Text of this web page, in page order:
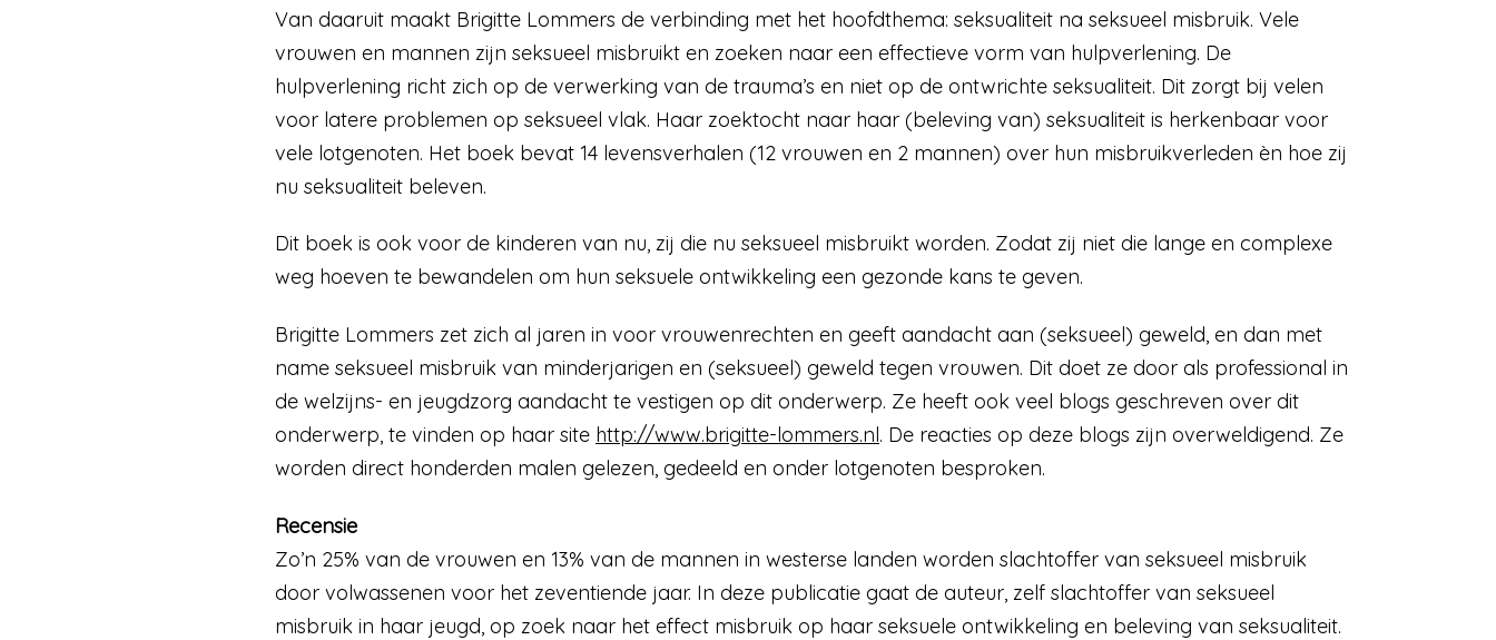
Van daaruit maakt Brigitte Lommers de verbinding met het hoofdthema: seksualiteit na seksueel misbruik. Vele
vrouwen en mannen zijn seksueel misbruikt en zoeken naar een effectieve vorm van hulpverlening. De
hulpverlening richt zich op de verwerking van de trauma’s en niet op de ontwrichte seksualiteit. Dit zorgt bij velen
voor latere problemen op seksueel vlak. Haar zoektocht naar haar (beleving van) seksualiteit is herkenbaar voor
vele lotgenoten. Het boek bevat 14 levensverhalen (12 vrouwen en 2 mannen) over hun misbruikverleden èn hoe zij
nu seksualiteit beleven.
Dit boek is ook voor de kinderen van nu, zij die nu seksueel misbruikt worden. Zodat zij niet die lange en complexe
weg hoeven te bewandelen om hun seksuele ontwikkeling een gezonde kans te geven.
Brigitte Lommers zet zich al jaren in voor vrouwenrechten en geeft aandacht aan (seksueel) geweld, en dan met
name seksueel misbruik van minderjarigen en (seksueel) geweld tegen vrouwen. Dit doet ze door als professional in
de welzijns- en jeugdzorg aandacht te vestigen op dit onderwerp. Ze heeft ook veel blogs geschreven over dit
onderwerp, te vinden op haar site http://www.brigitte-lommers.nl. De reacties op deze blogs zijn overweldigend. Ze
worden direct honderden malen gelezen, gedeeld en onder lotgenoten besproken.
Recensie
Zo’n 25% van de vrouwen en 13% van de mannen in westerse landen worden slachtoffer van seksueel misbruik
door volwassenen voor het zeventiende jaar. In deze publicatie gaat de auteur, zelf slachtoffer van seksueel
misbruik in haar jeugd, op zoek naar het effect misbruik op haar seksuele ontwikkeling en beleving van seksualiteit.